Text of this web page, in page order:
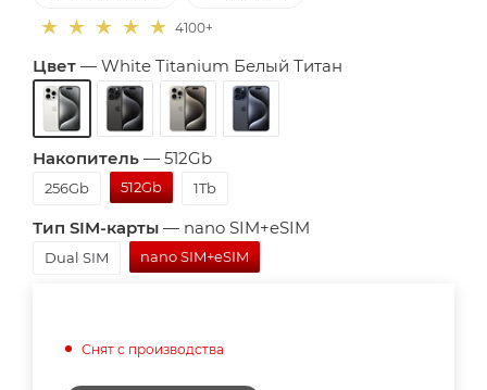
4100+
Цвет — White Titanium Белый Титан
Накопитель — 512Gb
256Gb 512Gb 1Tb
Тип SIM-карты — nano SIM+eSIM
Dual SIM nano SIM+eSIM
Снят с производства